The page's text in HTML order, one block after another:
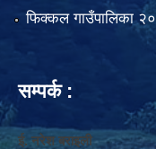
फिक्कल गाउँपालिका
सम्पर्क :
ई. नरेश बराइली